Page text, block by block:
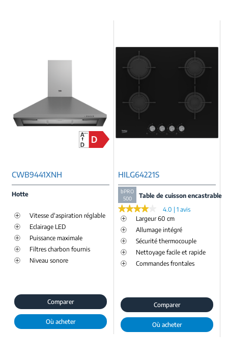
CWB9441XNH
Hotte
Vitesse d'aspiration réglable
Eclairage LED
Puissance maximale
Filtres charbon fournis
Niveau sonore
Comparer
Où acheter
HILG64221S
bPRO
500
Table de cuisson encastrable
★★★★★
★★★★★
4.0 | 1 avis
Largeur 60 cm
Allumage intégré
Sécurité thermocouple
Nettoyage facile et rapide
Commandes frontales
Comparer
Où acheter